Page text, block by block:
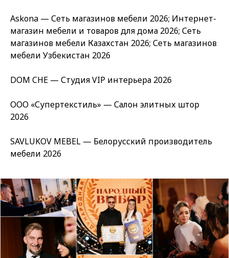
Askona — Сеть магазинов мебели 2026; Интернет-
магазин мебели и товаров для дома 2026; Сеть
магазинов мебели Казахстан 2026; Сеть магазинов
мебели Узбекистан 2026
DOM CHE — Студия VIP интерьера 2026
ООО «Супертекстиль» — Салон элитных штор
2026
SAVLUKOV MEBEL — Белорусский производитель
мебели 2026